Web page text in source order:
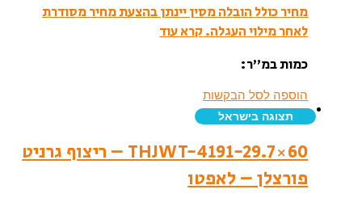
מחיר כולל הובלה מסין יינתן בהצעת מחיר מסודרת
לאחר מילוי העגלה. קרא עוד
כמות במ”ר:
הוספה לסל הבקשות
תצוגה בישראל
THJWT-4191-29.7×60 – ריצוף גרניט
פורצלן – לאפטו